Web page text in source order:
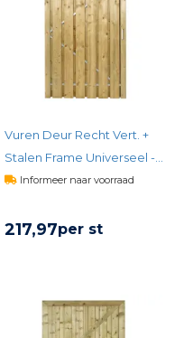
Vuren Deur Recht Vert. +
Stalen Frame Universeel -
100x180
Informeer naar voorraad
217,97per st